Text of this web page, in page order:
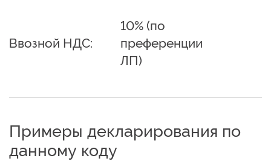
Ввозной НДС:
10% (по
преференции
ЛП)
Примеры декларирования по
данному коду